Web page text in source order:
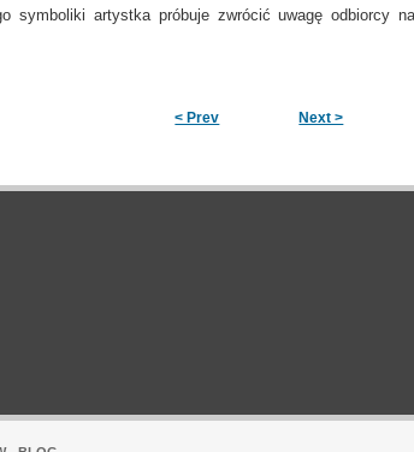
symboliki artystka próbuje zwrócić uwagę odbiorcy
< Prev Next >